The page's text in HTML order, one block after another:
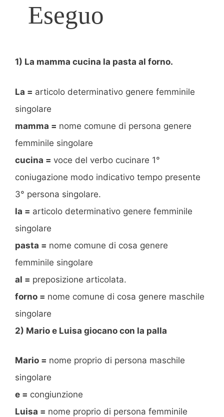
Eseguo
1) La mamma cucina la pasta al forno.
La = articolo determinativo genere femminile
singolare
mamma = nome comune di persona genere
femminile singolare
cucina = voce del verbo cucinare 1°
coniugazione modo indicativo tempo presente
3° persona singolare.
la = articolo determinativo genere femminile
singolare
pasta = nome comune di cosa genere
femminile singolare
al = preposizione articolata.
forno = nome comune di cosa genere maschile
singolare
2) Mario e Luisa giocano con la palla
Mario = nome proprio di persona maschile
singolare
e = congiunzione
Luisa = nome proprio di persona femminile